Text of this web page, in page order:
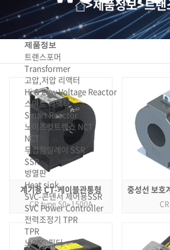
>제품정보>트랜
제품정보
트랜스포머
Transformer
고압,저압 리액터
Hi & Low Voltage Reactor
스마트 리액터
Smart Reactor
노이즈컷트랜스 NCT
NCT
무접점릴레이 SSR
SSR
방열판
Heat sink
SVC-콘덴서 제어용SSR
SVC Power Controller
전력조정기 TPR
TPR
노이즈 필터
계기용 CT-케이블관통형
CR type 50~1500A
중성선 보호